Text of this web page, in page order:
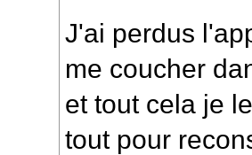
J'ai perdus
me coucher
et tout cela je
tout pour